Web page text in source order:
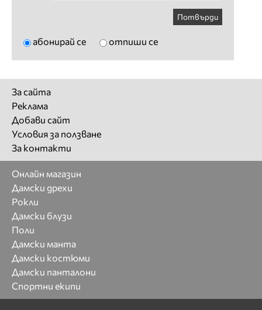
Потвърди
абонирай се отпиши се
За сайта
Реклама
Добави сайт
Условия за ползване
За контакти
Онлайн магазин
Дамски дрехи
Рокли
Дамски блузи
Поли
Дамски манта
Дамски костюми
Дамски панталони
Спортни екипи